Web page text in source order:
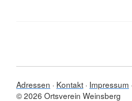
Adressen Kontakt Impressum
© 2026 Ortsverein Weinsberg